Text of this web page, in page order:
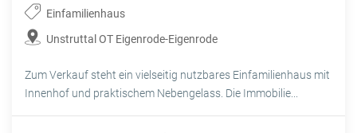
Einfamilienhaus
Unstruttal OT Eigenrode-Eigenrode
Zum Verkauf steht ein vielseitig nutzbares Einfamilienhaus mit
Innenhof und praktischem Nebengelass. Die Immobilie...